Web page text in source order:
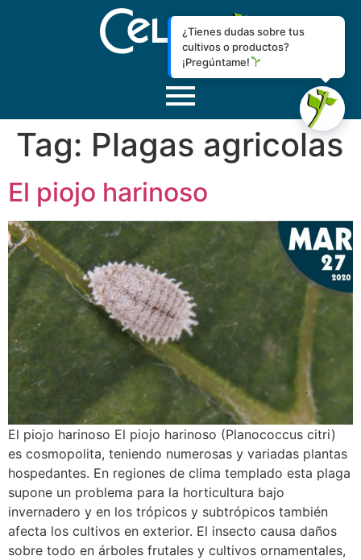
¿Tienes dudas sobre tus
cultivos o productos?
¡Pregúntame!
Tag: Plagas agricolas
El piojo harinoso
El piojo harinoso El piojo harinoso (Planococcus citri)
es cosmopolita, teniendo numerosas y variadas plantas
hospedantes. En regiones de clima templado esta plaga
supone un problema para la horticultura bajo
invernadero y en los trópicos y subtrópicos también
afecta los cultivos en exterior. El insecto causa daños
sobre todo en árboles frutales y cultivos ornamentales,